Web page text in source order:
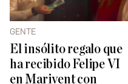
GENTE
El insólito regalo que
ha recibido Felipe VI
en Marivent con